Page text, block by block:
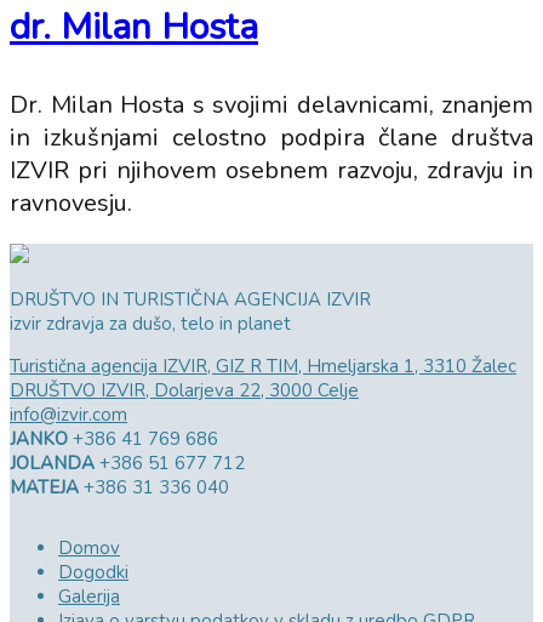
dr. Milan Hosta
Dr. Milan Hosta s svojimi delavnicami, znanjem
in izkušnjami celostno podpira člane društva
IZVIR pri njihovem osebnem razvoju, zdravju in
ravnovesju.
DRUŠTVO IN TURISTIČNA AGENCIJA IZVIR
izvir zdravja za dušo, telo in planet
Turistična agencija IZVIR, GIZ R TIM, Hmeljarska 1, 3310 Žalec
DRUŠTVO IZVIR, Dolarjeva 22, 3000 Celje
info@izvir.com
JANKO +386 41 769 686
JOLANDA +386 51 677 712
MATEJA +386 31 336 040
Domov
Dogodki
Galerija